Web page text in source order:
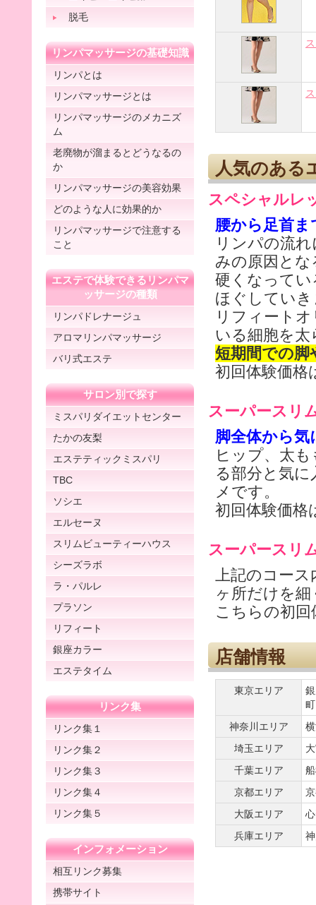
人気のある
スペシャルレ
腰から足首
リンパの流
みの原因と
硬くなって
ほぐしてい
リフィート
いる細胞を
短期間での
初回体験価格
スーパースリ
脚全体から気
ヒップ、太
る部分と気
メです。
初回体験価格
スーパースリ
上記のコース
ヶ所だけを
こちらの初回
店舗情報
東京エリア
神奈川エリア
埼玉エリア
千葉エリア
京都エリア
大阪エリア
兵庫エリア
脱毛
リンパマッサージの基礎知識
リンパとは
リンパマッサージとは
リンパマッサージのメカニズ
ム
老廃物が溜まるとどうなるの
か
リンパマッサージの美容効果
どのような人に効果的か
リンパマッサージで注意する
こと
エステで体験できるリンパマ
ッサージの種類
リンパドレナージュ
アロマリンパマッサージ
バリ式エステ
サロン別で探す
ミスパリダイエットセンター
たかの友梨
エステティックミスパリ
TBC
ソシエ
エルセーヌ
スリムビューティーハウス
シーズラボ
ラ・パルレ
プラソン
リフィート
銀座カラー
エステタイム
リンク集
リンク集１
リンク集２
リンク集３
リンク集４
リンク集５
インフォメーション
相互リンク募集
携帯サイト